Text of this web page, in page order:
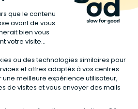
bio⋅ Lits bébés en bois⋅Déodorant bio⋅Sapin
naturel